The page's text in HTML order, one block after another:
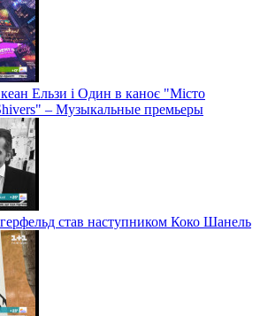
Ельзи і Один в каноє "Місто
– Музыкальные премьеры
став наступником Коко Шанель